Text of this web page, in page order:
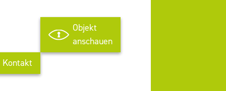
Objekt
anschauen
Kontakt